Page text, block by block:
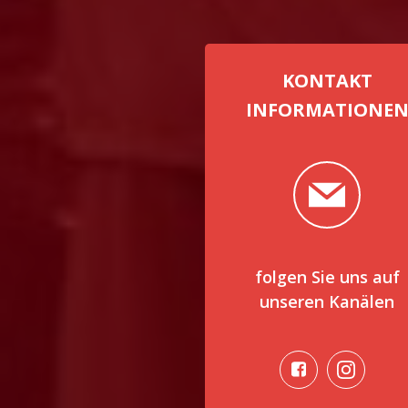
KONTAKT
INFORMATIONEN
folgen Sie uns auf
unseren Kanälen